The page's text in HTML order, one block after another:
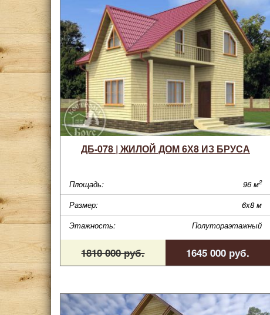
ДБ-078 | ЖИЛОЙ ДОМ 6Х8 ИЗ БРУСА
Площадь: 96 м2
Размер:
6х8 м
Этажность:
Полутораэтажный
1810 000 руб. 1645 000 руб.